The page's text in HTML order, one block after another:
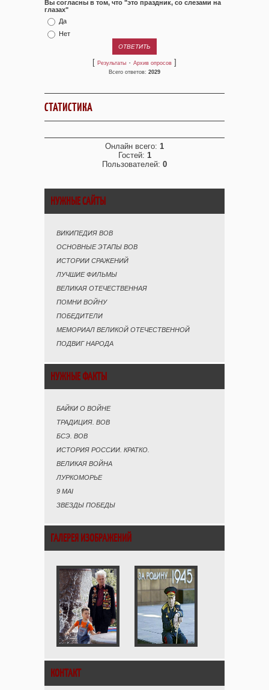
Вы согласны в том, что "это праздник, со слезами на
глазах"
Да
Нет
[ Результаты · Архив опросов ]
Всего ответов: 2029
СТАТИСТИКА
Онлайн всего: 1
Гостей: 1
Пользователей: 0
НУЖНЫЕ САЙТЫ
ВИКИПЕДИЯ ВОВ
ОСНОВНЫЕ ЭТАПЫ ВОВ
ИСТОРИИ СРАЖЕНИЙ
ЛУЧШИЕ ФИЛЬМЫ
ВЕЛИКАЯ ОТЕЧЕСТВЕННАЯ
ПОМНИ ВОЙНУ
ПОБЕДИТЕЛИ
МЕМОРИАЛ ВЕЛИКОЙ ОТЕЧЕСТВЕННОЙ
ПОДВИГ НАРОДА
НУЖНЫЕ ФАКТЫ
БАЙКИ О ВОЙНЕ
ТРАДИЦИЯ. ВОВ
БСЭ. ВОВ
ИСТОРИЯ РОССИИ. КРАТКО.
ВЕЛИКАЯ ВОЙНА
ЛУРКОМОРЬЕ
9 MAI
ЗВЕЗДЫ ПОБЕДЫ
ГАЛЕРЕЯ ИЗОБРАЖЕНИЙ
КОНТАКТ